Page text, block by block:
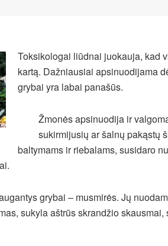
Toksikologai liūdnai juokauja, kad
kartą. Dažniausiai apsinuodijama
grybai yra labai panašūs.
Žmonės apsinuodija ir
sukirmijusių ar šalnų pakąstų
baltymams ir riebalams, susidaro
grybai – musmirės. Jų
sukyla aštrūs skrandžio